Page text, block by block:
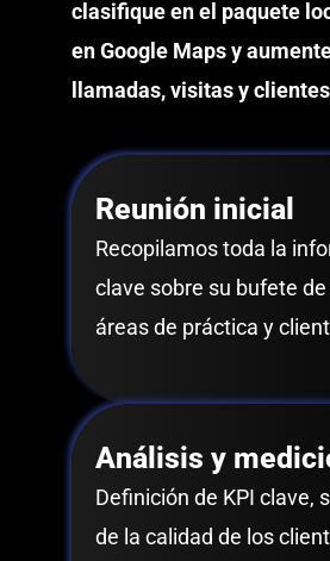
clasifique en el paquete
en Google Maps y
llamadas, visitas y
Reunión inicial
Recopilamos toda la
clave sobre su bufete
áreas de práctica y
Análisis y
Definición de KPI clave,
de la calidad de los